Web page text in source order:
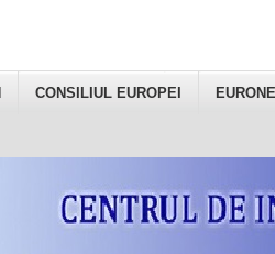
CONSILIUL EUROPEI